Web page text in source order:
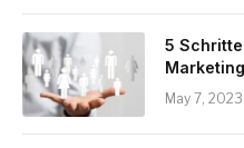
5
May 7, 2023